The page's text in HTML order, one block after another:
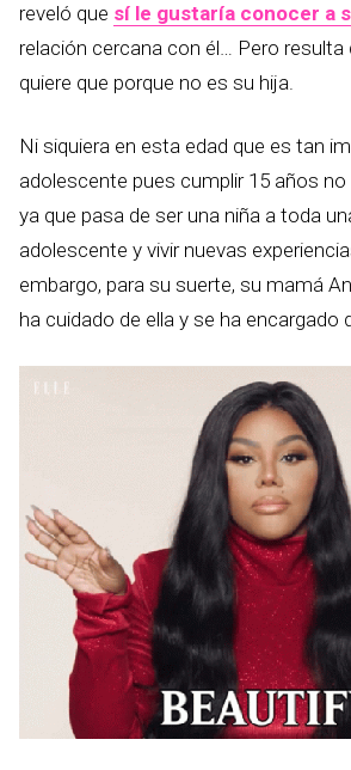
reveló que sí le gustaría conocer a
relación cercana con él… Pero resulta
quiere que porque no es su hija.
Ni siquiera en esta edad que es tan
adolescente pues cumplir 15 años
ya que pasa de ser una niña a toda
adolescente y vivir nuevas
embargo, para su suerte, su mamá
ha cuidado de ella y se ha encargado